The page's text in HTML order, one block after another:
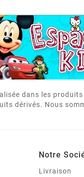
dans les
dérivés. Nous
Notre
Livraison